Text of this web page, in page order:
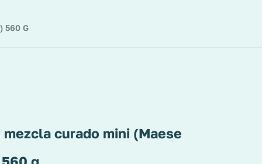
560 G
mezcla curado mini (Maese